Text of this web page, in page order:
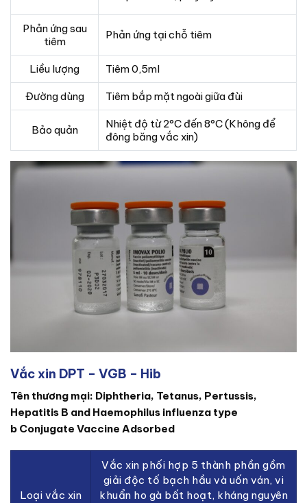
Phản ứng sau
tiêm
Phản ứng tại chỗ tiêm
Liều lượng Tiêm 0,5ml
Đường dùng Tiêm bắp mặt ngoài giữa đùi
Bảo quản
Nhiệt độ từ 2°C đến 8°C (Không để
đông băng vắc xin)
Vắc xin DPT – VGB – Hib
Tên thương mại: Diphtheria, Tetanus, Pertussis,
Hepatitis B and Haemophilus influenza type
b Conjugate Vaccine Adsorbed
Loại vắc xin
Vắc xin phối hợp 5 thành phần gồm
giải độc tố bạch hầu và uốn ván, vi
khuẩn ho gà bất hoạt, kháng nguyên